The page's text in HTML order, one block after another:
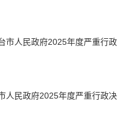
人民政府2025年度严重行政
民政府2025年度严重行政决